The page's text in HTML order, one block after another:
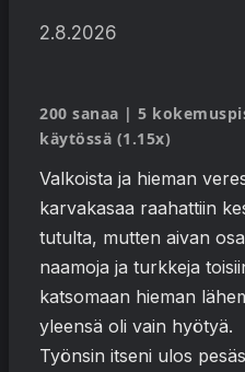
2.8.2026
200 sanaa | 5
käytössä (1.15x)
Valkoista ja hieman
karvakasaa raahattiin
tutulta, mutten aivan
naamoja ja turkkeja
katsomaan hieman
yleensä oli vain hyötyä.
Työnsin itseni ulos